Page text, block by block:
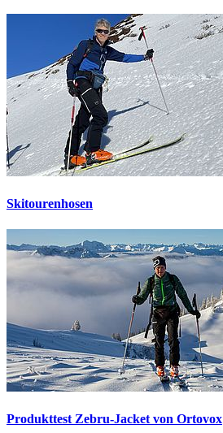
Skitourenhosen
Produkttest Zebru-Jacket von Ortovox